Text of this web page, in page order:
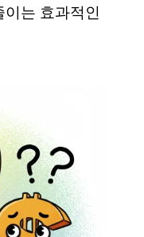
는 효과적인